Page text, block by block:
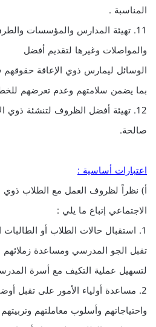
المناسبة .
11. تهيئة المدارس والمؤسسات
والمواصلات وغيرها لتقديم أفضل
الوسائل ليمارس ذوي الإعاقة حقوقهم
بما يضمن سلامتهم وعدم تعرضهم
12. تهيئة أفضل الظروف لتنشئة ذوي
صالحة.
اعتبارات أساسية :
أ‌) نظراً لظروف العمل مع الطلاب ذوي
الاجتماعي إتباع ما يلي :
1. استقبال حالات الطلاب أو
تقبل الجو المدرسي ومساعدة زملائهم
لتسهيل عملية التكيف مع أسرة
2. مساعدة أولياء الأمور على تقبل
واحتياجاتهم وأسلوب معاملتهم